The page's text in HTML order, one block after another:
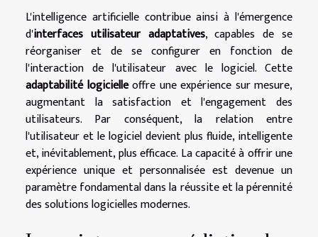
L'intelligence artificielle contribue ainsi à l'émergence
d'interfaces utilisateur adaptatives, capables de se
réorganiser et de se configurer en fonction de
l'interaction de l'utilisateur avec le logiciel. Cette
adaptabilité logicielleoffre une expérience sur mesure,
augmentant la satisfaction et l'engagement des
utilisateurs. Par conséquent, la relation entre
l'utilisateur et le logiciel devient plus fluide, intelligente
et, inévitablement, plus efficace. La capacité à offrir une
expérience unique et personnalisée est devenue un
paramètre fondamental dans la réussite et la pérennité
des solutions logicielles modernes.